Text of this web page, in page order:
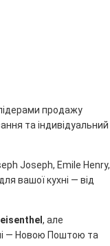
продажу
та індивідуальний
Joseph, Emile Henry,
вашої кухні — від
, але
— Новою Поштою та